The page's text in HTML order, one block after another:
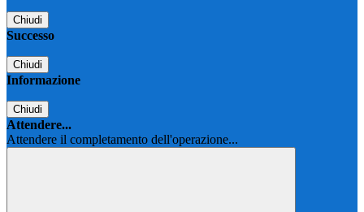
Chiudi
Successo
Chiudi
Informazione
Chiudi
Attendere...
Attendere il completamento dell'operazione...